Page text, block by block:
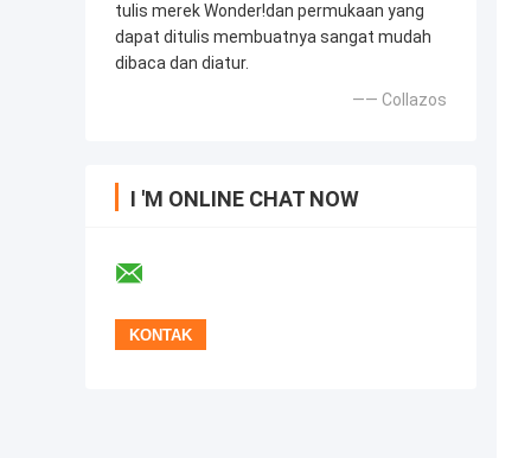
tulis merek Wonder!dan permukaan yang
dapat ditulis membuatnya sangat mudah
dibaca dan diatur.
—— Collazos
I 'M ONLINE CHAT NOW